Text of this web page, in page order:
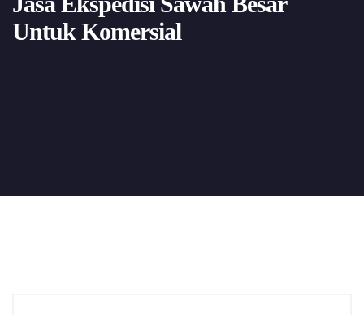
Untuk Komersial